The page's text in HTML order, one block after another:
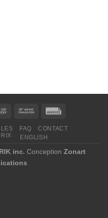
FAQ
CONTACT
ENGLISH
inc. Conception Zonart